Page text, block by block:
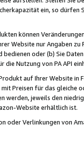
ein, so dürfen
können
Website nur Angaben
oder (b) Sie
Nutzung von PA API
auf Ihrer Website
mit Preisen für das
jeweils den
Website erhältlich ist.
oder Verlinkungen von